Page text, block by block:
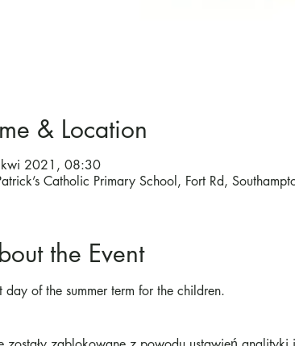
& Location
2021, 08:30
Catholic Primary School, Fort Rd,
the Event
day of the summer term for the children.